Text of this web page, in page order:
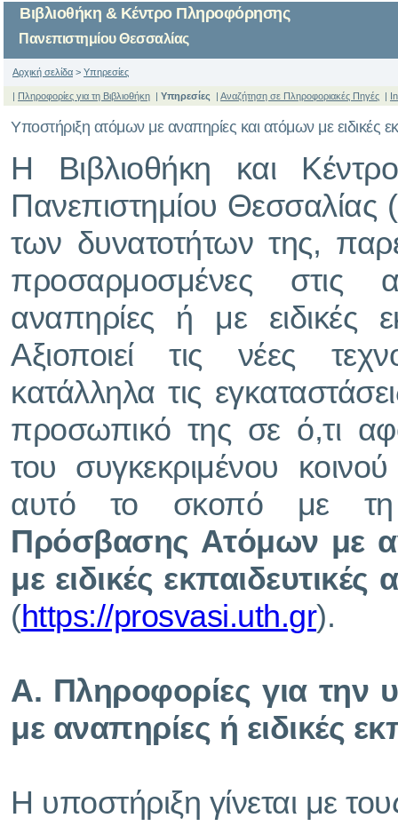
Βιβλιοθήκη & Κέντρο Πληροφόρησης
Πανεπιστημίου Θεσσαλίας
Αρχική σελίδα > Υπηρεσίες
| Πληροφορίες για τη Βιβλιοθήκη | Υπηρεσίες | Αναζήτηση σε Πληροφοριακές Πηγές |
Υποστήριξη ατόμων με αναπηρίες και ατόμων με ειδικές
Η Βιβλιοθήκη και
Πανεπιστημίου Θεσσαλίας
των δυνατοτήτων της,
προσαρμοσμένες στις
αναπηρίες ή με ειδικές
Αξιοποιεί τις νέες
κατάλληλα τις
προσωπικό της σε ό,τι
του συγκεκριμένου
αυτό το σκοπό με
Πρόσβασης Ατόμων με
με ειδικές εκπαιδευτικές
(https://prosvasi.uth.gr).
Α. Πληροφορίες για την
με αναπηρίες ή ειδικές
Η υποστήριξη γίνεται με